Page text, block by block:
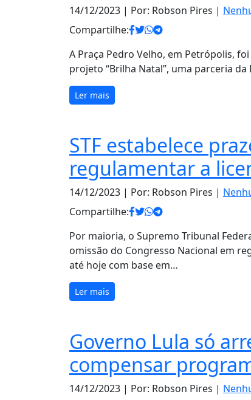
14/12/2023 | Por: Robson Pires |
Compartilhe:
A Praça Pedro Velho, em Petrópolis,
projeto “Brilha Natal”, uma parceria
Ler mais
STF estabelece
regulamentar a
14/12/2023 | Por: Robson Pires |
Compartilhe:
Por maioria, o Supremo Tribunal
omissão do Congresso Nacional em
até hoje com base em…
Ler mais
Governo Lula só
compensar
14/12/2023 | Por: Robson Pires |